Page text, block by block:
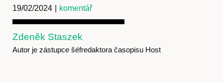
19/02/2024 komentář
Zdeněk Staszek
Autor je zástupce šéfredaktora časopisu Host